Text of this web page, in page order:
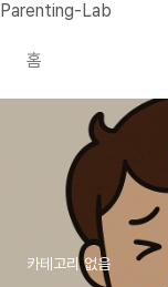
본문 바로가기
Parenting-Lab
홈
카테고리 없음